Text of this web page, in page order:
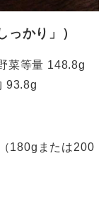
っかり」）
菜等量 148.8g
93.8g
180gまたは200